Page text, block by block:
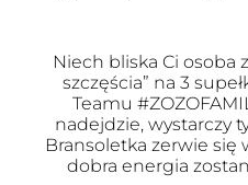
Niech bliska Ci osoba
szczęścia” na 3
Teamu
nadejdzie, wystarczy
Bransoletka zerwie się
dobra energia